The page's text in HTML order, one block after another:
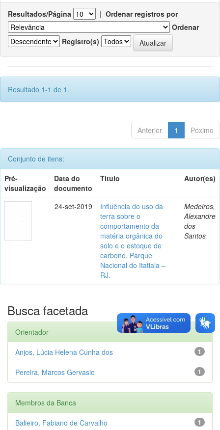
Resultados/Página | Ordenar registros por
Ordenar
Registro(s)
Resultado 1-1 de 1.
Anterior 1 Póximo
Conjunto de itens:
Pré-
visualização
Data do
documento
Título Autor(es)
24-set-2019
Influência do uso da
terra sobre o
comportamento da
matéria orgânica do
solo e o estoque de
carbono, Parque
Nacional do Itatiaia –
RJ.
Medeiros,
Alexandre
dos
Santos
Busca facetada
Orientador
1
Anjos, Lúcia Helena Cunha dos
1
Pereira, Marcos Gervasio
Membros da Banca
1
Balieiro, Fabiano de Carvalho